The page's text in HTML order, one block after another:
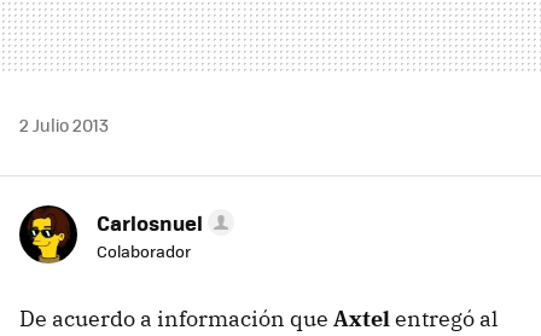
2 Julio 2013
Carlosnuel
Colaborador
De acuerdo a información que Axtelentregó al